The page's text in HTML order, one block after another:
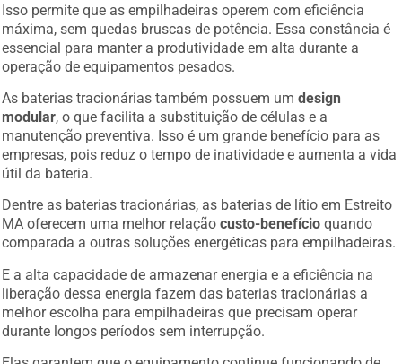
Isso permite que as empilhadeiras operem com eficiência
máxima, sem quedas bruscas de potência. Essa constância é
essencial para manter a produtividade em alta durante a
operação de equipamentos pesados.
As baterias tracionárias também possuem umdesign
modular, o que facilita a substituição de células e a
manutenção preventiva. Isso é um grande benefício para as
empresas, pois reduz o tempo de inatividade e aumenta a vida
útil da bateria.
Dentre as baterias tracionárias, as baterias de lítio em Estreito
MA oferecem uma melhor relaçãocusto-benefício quando
comparada a outras soluções energéticas para empilhadeiras.
E a alta capacidade de armazenar energia e a eficiência na
liberação dessa energia fazem das baterias tracionárias a
melhor escolha para empilhadeiras que precisam operar
durante longos períodos sem interrupção.